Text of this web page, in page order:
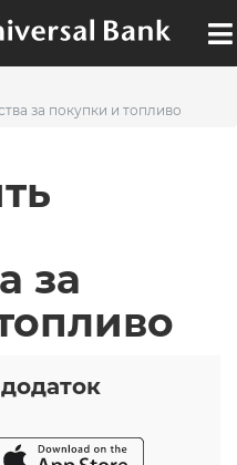
за покупки и топливо
за